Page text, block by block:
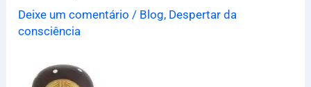
Deixe um comentário / Blog, Despertar da
consciência